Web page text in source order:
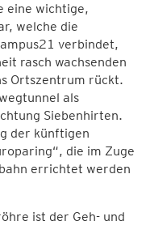
eine wichtige,
welche die
verbindet,
rasch wachsenden
Ortszentrum rückt.
als
Siebenhirten.
der künftigen
die im Zuge
errichtet werden
ist der Geh- und